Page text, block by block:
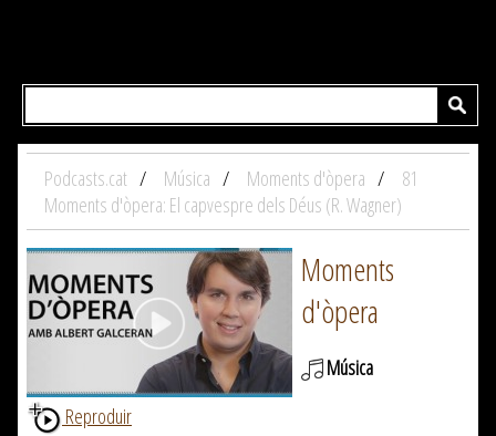
Podcasts.cat Música Moments d'òpera
81
Moments d'òpera: El capvespre dels Déus (R. Wagner)
Moments
d'òpera
Música
Reproduir